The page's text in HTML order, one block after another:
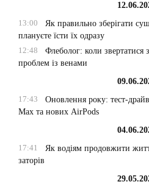
13:00
Як правильно зберігати
плануєте їсти їх одразу
12:48
Флеболог: коли звертатися
проблем із венами
17:43
Оновлення року: тест-
Max та нових AirPods
17:41
Як водіям продовжити
заторів